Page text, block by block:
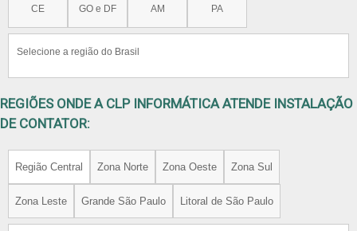
CE GO e DF AM PA
Selecione a região do Brasil
REGIÕES ONDE A CLP INFORMÁTICA ATENDE INSTALAÇÃO
DE CONTATOR:
Região Central Zona Norte Zona Oeste Zona Sul
Zona Leste Grande São Paulo Litoral de São Paulo